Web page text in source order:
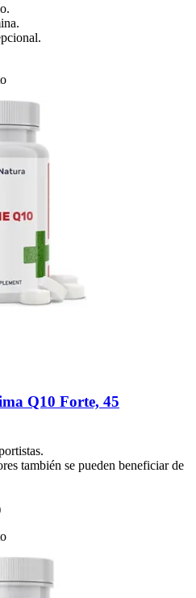
Q10 Forte, 45
también se pueden beneficiar de